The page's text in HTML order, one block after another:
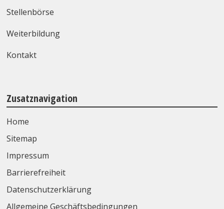
Stellenbörse
Weiterbildung
Kontakt
Zusatznavigation
Home
Sitemap
Impressum
Barrierefreiheit
Datenschutzerklärung
Allgemeine Geschäftsbedingungen